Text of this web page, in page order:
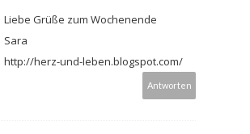
Liebe Grüße zum Wochenende
Sara
http://herz-und-leben.blogspot.com/
Antworten